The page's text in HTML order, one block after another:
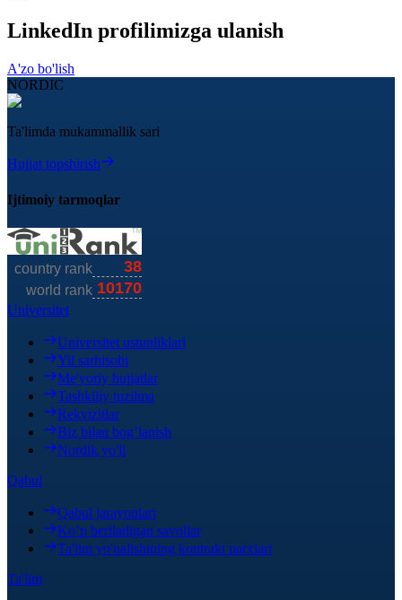
LinkedIn profilimizga ulanish
A'zo bo'lish
NORDIC
Ta'limda mukammallik sari
Hujjat topshirish
Ijtimoiy tarmoqlar
Universitet
Universitet ustunliklari
Yil sarhisobi
Me'yoriy hujjatlar
Tashkiliy tuzilma
Rekvizitlar
Biz bilan bog’lanish
Nordik yo'li
Qabul
Qabul jarayonlari
Ko’p beriladigan savollar
Ta'lim yo'nalishining kontrakt narxlari
Ta'lim